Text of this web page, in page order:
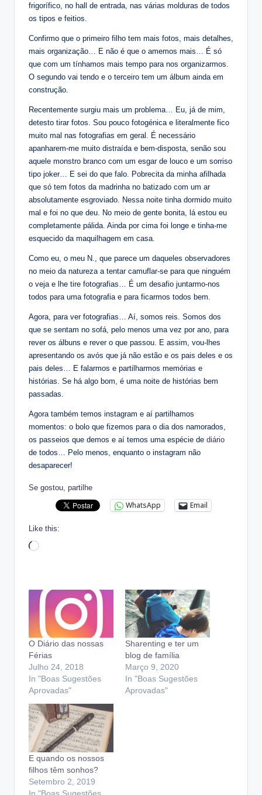
frigorífico, no hall de entrada, nas várias molduras de todos
os tipos e feitios.
Confirmo que o primeiro filho tem mais fotos, mais detalhes,
mais organização… E não é que o amemos mais… É só
que com um tínhamos mais tempo para nos organizarmos.
O segundo vai tendo e o terceiro tem um álbum ainda em
construção.
Recentemente surgiu mais um problema… Eu, já de mim,
detesto tirar fotos. Sou pouco fotogénica e literalmente fico
muito mal nas fotografias em geral. É necessário
apanharem-me muito distraída e bem-disposta, senão sou
aquele monstro branco com um esgar de louco e um sorriso
tipo joker… E sei do que falo. Pobrecita da minha afilhada
que só tem fotos da madrinha no batizado com um ar
absolutamente esgroviado. Nessa noite tinha dormido muito
mal e foi no que deu. No meio de gente bonita, lá estou eu
completamente pálida. Ainda por cima foi longe e tinha-me
esquecido da maquilhagem em casa.
Como eu, o meu N., que parece um daqueles observadores
no meio da natureza a tentar camuflar-se para que ninguém
o veja e lhe tire fotografias… É um desafio juntarmo-nos
todos para uma fotografia e para ficarmos todos bem.
Agora, para ver fotografias… Aí, somos reis. Somos dos
que se sentam no sofá, pelo menos uma vez por ano, para
rever os álbuns e rever o que passou. E assim, vou-lhes
apresentando os avós que já não estão e os pais deles e os
pais deles… E falarmos e partilharmos memórias e
histórias. Se há algo bom, é uma noite de histórias bem
passadas.
Agora também temos instagram e aí partilhamos
momentos: o bolo que fizemos para o dia dos namorados,
os passeios que demos e aí temos uma espécie de diário
de todos… Pelo menos, enquanto o instagram não
desaparecer!
Se gostou, partilhe
WhatsApp Email
Like this:
Loading…
O Diário das nossas
Férias
Julho 24, 2018
In "Boas Sugestões
Aprovadas"
Sharenting e ter um
blog de família
Março 9, 2020
In "Boas Sugestões
Aprovadas"
E quando os nossos
filhos têm sonhos?
Setembro 2, 2019